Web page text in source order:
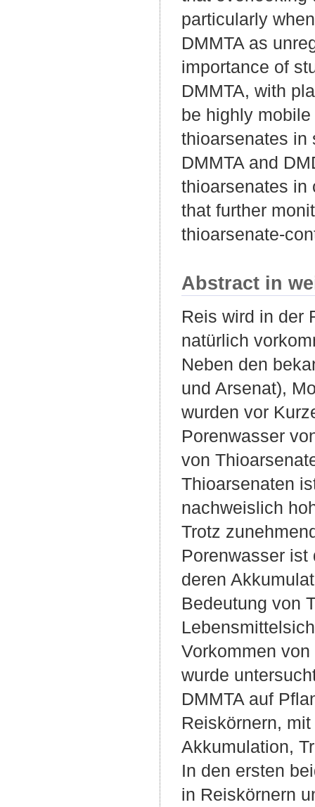
particularly
DMMTA as
importance of
DMMTA, with
be highly
thioarsenates in
DMMTA and
thioarsenates in
that further
thioarsenate-
Abstract in
Reis wird in der
natürlich
Neben den
und Arsenat),
wurden vor
Porenwasser
von
Thioarsenaten
nachweislich
Trotz
Porenwasser
deren
Bedeutung von
Vorkommen
wurde
DMMTA auf
Reiskörnern,
Akkumulation,
In den ersten
in Reiskörnern